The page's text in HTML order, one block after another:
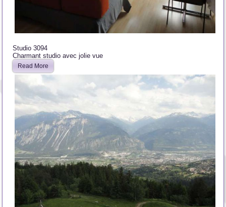
Studio 3094
Charmant studio avec jolie vue
Read More